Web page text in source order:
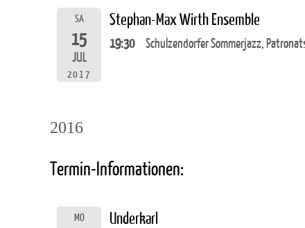
SA
15
JUL
2017
Stephan-Max Wirth Ensemble
19:30 Schulzendorfer Sommerjazz,
2016
Termin-Informationen:
MO Underkarl